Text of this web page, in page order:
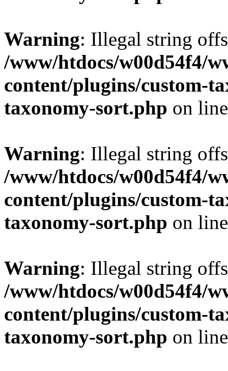
Warning: Illegal string
/www/htdocs/w00d54f4/
content/plugins/custom-
taxonomy-sort.php on
Warning: Illegal string
/www/htdocs/w00d54f4/
content/plugins/custom-
taxonomy-sort.php on
Warning: Illegal string
/www/htdocs/w00d54f4/
content/plugins/custom-
taxonomy-sort.php on